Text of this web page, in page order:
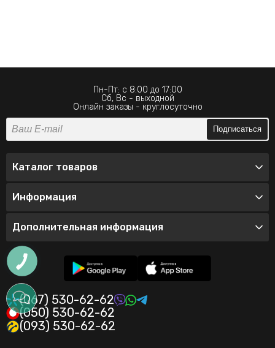
Пн-Пт: с 8:00 до 17:00
Сб, Вс - выходной
Онлайн заказы - круглосуточно
Подписаться
Каталог товаров
Информация
Дополнительная информация
(067) 530-62-62
(050) 530-62-62
(093) 530-62-62